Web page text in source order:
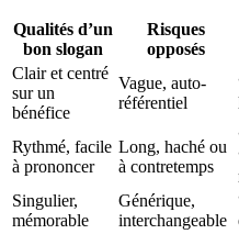
Qualités d’un
bon slogan
Risques
opposés
Clair et centré
sur un
bénéfice
Vague, auto-
référentiel
Rythmé, facile
à prononcer
Long, haché ou
à contretemps
Singulier,
mémorable
Générique,
interchangeable